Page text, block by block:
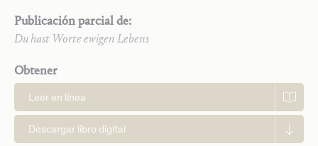
Publicación parcial de:
Du hast Worte ewigen Lebens
Obtener
Leer en línea
Descargar libro digital
Trilogía
Ensayos teológicos
Monografías
Palabra de Dios y oración contemplativa